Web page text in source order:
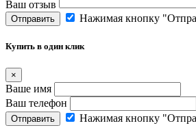
Ваш отзыв
Отправить Нажимая кнопку
Купить в один клик
×
Ваше имя
Ваш телефон
Отправить Нажимая кнопку